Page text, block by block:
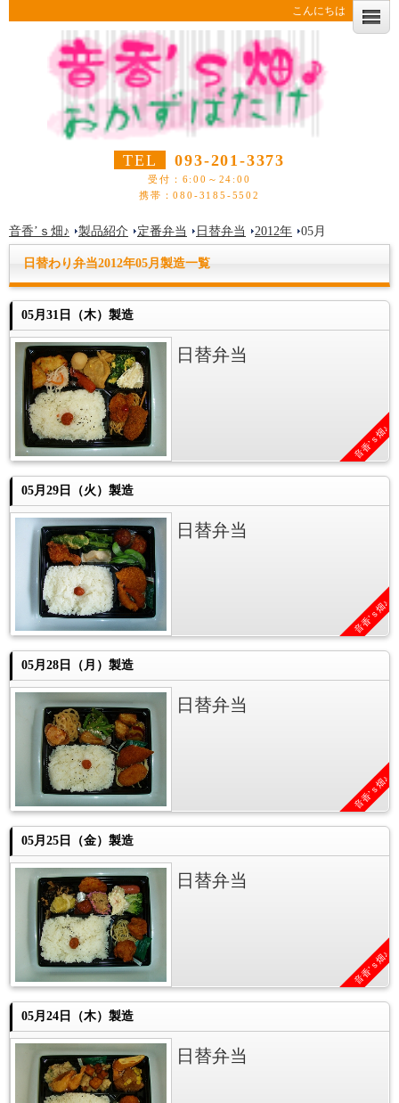
こんにちは
TEL 093-201-3373
受付：6:00～24:00
携帯：080-3185-5502
音香’ｓ畑♪ 製品紹介 定番弁当 日替弁当 2012年 05月
日替わり弁当2012年05月製造一覧
05月31日（木）製造
日替弁当
音香’ｓ畑♪
05月29日（火）製造
日替弁当
音香’ｓ畑♪
05月28日（月）製造
日替弁当
音香’ｓ畑♪
05月25日（金）製造
日替弁当
音香’ｓ畑♪
05月24日（木）製造
日替弁当